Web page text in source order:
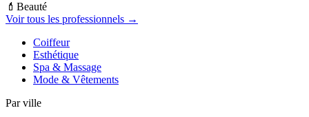
💄 Beauté
Voir tous les professionnels →
Coiffeur
Esthétique
Spa & Massage
Mode & Vêtements
Par ville